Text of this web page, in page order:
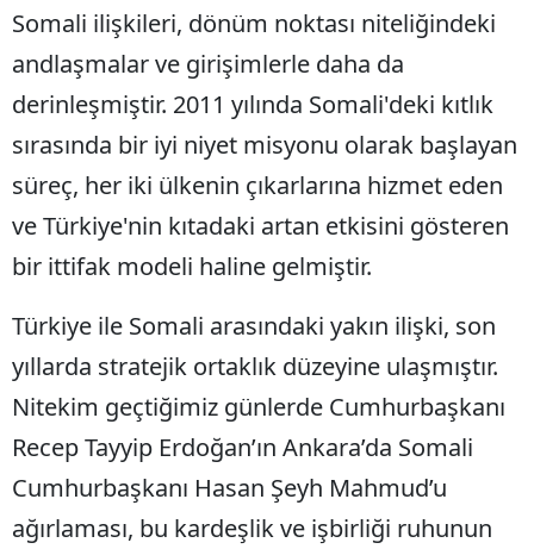
Somali ilişkileri, dönüm noktası niteliğindeki
andlaşmalar ve girişimlerle daha da
derinleşmiştir. 2011 yılında Somali'deki kıtlık
sırasında bir iyi niyet misyonu olarak başlayan
süreç, her iki ülkenin çıkarlarına hizmet eden
ve Türkiye'nin kıtadaki artan etkisini gösteren
bir ittifak modeli haline gelmiştir.
Türkiye ile Somali arasındaki yakın ilişki, son
yıllarda stratejik ortaklık düzeyine ulaşmıştır.
Nitekim geçtiğimiz günlerde Cumhurbaşkanı
Recep Tayyip Erdoğan’ın Ankara’da Somali
Cumhurbaşkanı Hasan Şeyh Mahmud’u
ağırlaması, bu kardeşlik ve işbirliği ruhunun